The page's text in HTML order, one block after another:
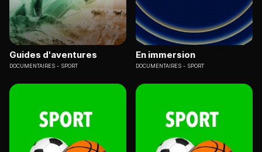
Guides d'aventures
DOCUMENTAIRES SPORT
En immersion
DOCUMENTAIRES SPORT